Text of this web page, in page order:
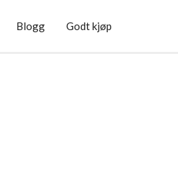
Blogg Godt kjøp